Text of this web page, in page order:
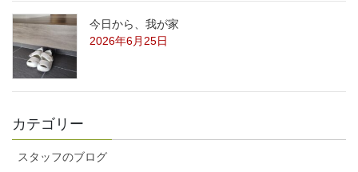
今日から、我が家
2026年6月25日
カテゴリー
スタッフのブログ